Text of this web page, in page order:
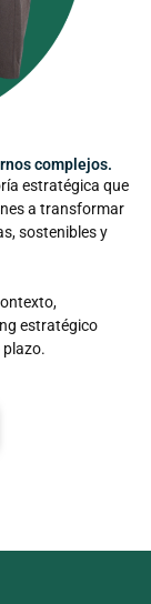
complejos.
estratégica que
a transformar
sostenibles y
estratégico
plazo.